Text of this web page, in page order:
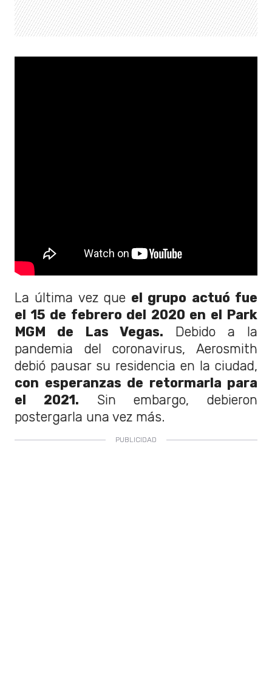
La última vez que el grupo actuó fue
el 15 de febrero del 2020 en el Park
MGM de Las Vegas. Debido a la
pandemia del coronavirus, Aerosmith
debió pausar su residencia en la ciudad,
con esperanzas de retormarla para
el 2021. Sin embargo, debieron
postergarla una vez más.